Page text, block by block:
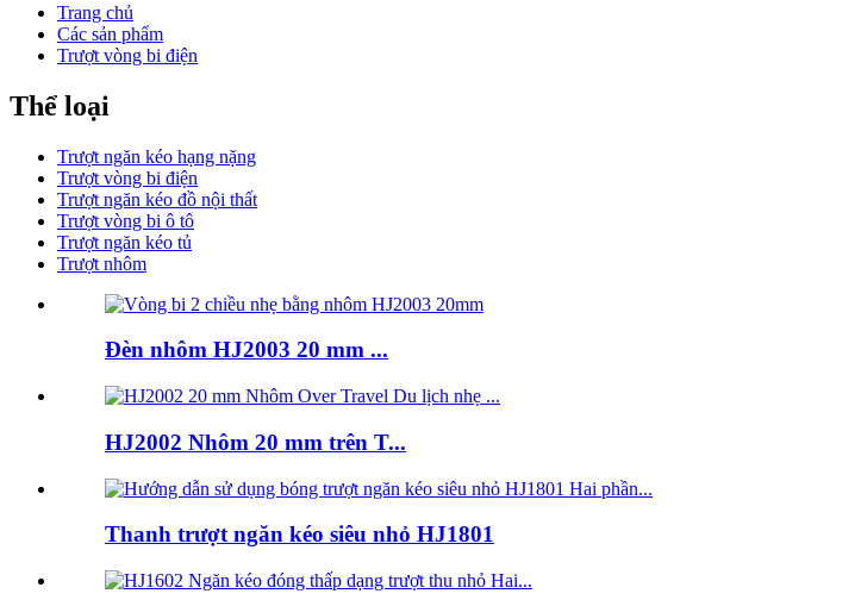
Trang chủ
Các sản phẩm
Trượt vòng bi điện
Thể loại
Trượt ngăn kéo hạng nặng
Trượt vòng bi điện
Trượt ngăn kéo đồ nội thất
Trượt vòng bi ô tô
Trượt ngăn kéo tủ
Trượt nhôm
Đèn nhôm HJ2003 20 mm ...
HJ2002 Nhôm 20 mm trên T...
Thanh trượt ngăn kéo siêu nhỏ HJ1801